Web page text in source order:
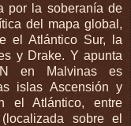
por la soberanía de
del mapa global,
el Atlántico Sur, la
y Drake. Y apunta
en Malvinas es
islas Ascensión y
el Atlántico, entre
sobre el